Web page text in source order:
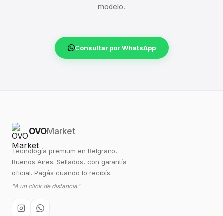
modelo.
Consultar por WhatsApp
OVOMarket
Tecnología premium en Belgrano,
Buenos Aires. Sellados, con garantía
oficial. Pagás cuando lo recibís.
"A un click de distancia"